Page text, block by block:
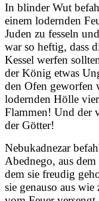
In blinder Wut
einem lodernden
Juden zu fesseln
war so heftig, dass
Kessel werfen
der König etwas
den Ofen geworfen
lodernden Hölle
Flammen! Und der
der Götter!
Nebukadnezar
Abednego, aus
dem sie freudig
sie genauso aus